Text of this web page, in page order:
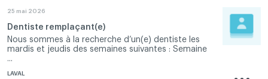
Dentiste remplaçant(e)
Nous sommes à la recherche d’un(e) dentiste les
mardis et jeudis des semaines suivantes : Semaine
...
25 mai 2026
LAVAL